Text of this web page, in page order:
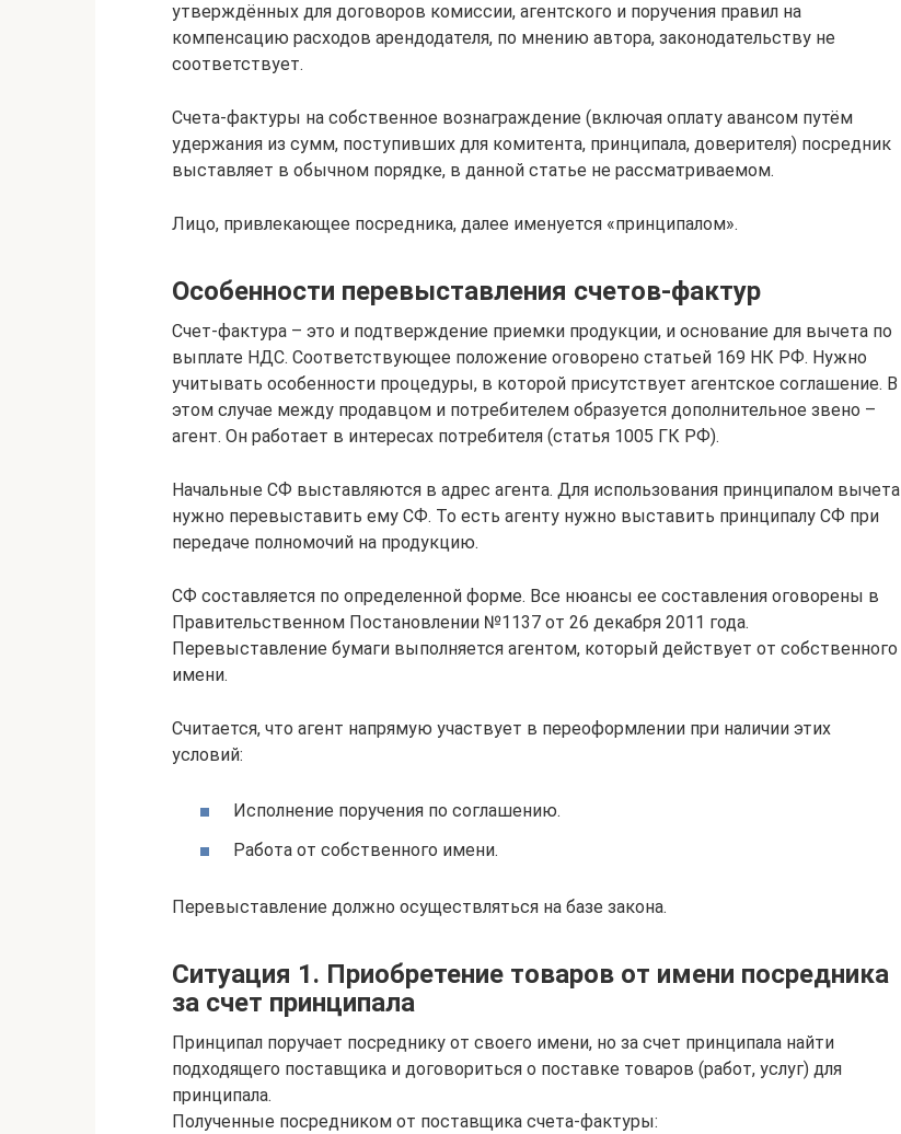
утверждённых для договоров комиссии, агентского и поручения правил на
компенсацию расходов арендодателя, по мнению автора, законодательству не
соответствует.
Счета-фактуры на собственное вознаграждение (включая оплату авансом путём
удержания из сумм, поступивших для комитента, принципала, доверителя) посредник
выставляет в обычном порядке, в данной статье не рассматриваемом.
Лицо, привлекающее посредника, далее именуется «принципалом».
Особенности перевыставления счетов-фактур
Счет-фактура – это и подтверждение приемки продукции, и основание для вычета по
выплате НДС. Соответствующее положение оговорено статьей 169 НК РФ. Нужно
учитывать особенности процедуры, в которой присутствует агентское соглашение. В
этом случае между продавцом и потребителем образуется дополнительное звено –
агент. Он работает в интересах потребителя (статья 1005 ГК РФ).
Начальные СФ выставляются в адрес агента. Для использования принципалом вычета
нужно перевыставить ему СФ. То есть агенту нужно выставить принципалу СФ при
передаче полномочий на продукцию.
СФ составляется по определенной форме. Все нюансы ее составления оговорены в
Правительственном Постановлении №1137 от 26 декабря 2011 года.
Перевыставление бумаги выполняется агентом, который действует от собственного
имени.
Считается, что агент напрямую участвует в переоформлении при наличии этих
условий:
Исполнение поручения по соглашению.
Работа от собственного имени.
Перевыставление должно осуществляться на базе закона.
Ситуация 1. Приобретение товаров от имени посредника
за счет принципала
Принципал поручает посреднику от своего имени, но за счет принципала найти
подходящего поставщика и договориться о поставке товаров (работ, услуг) для
принципала.
Полученные посредником от поставщика счета-фактуры: